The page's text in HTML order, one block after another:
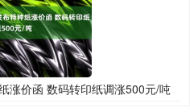
涨价函 数码转印纸调涨500元/吨